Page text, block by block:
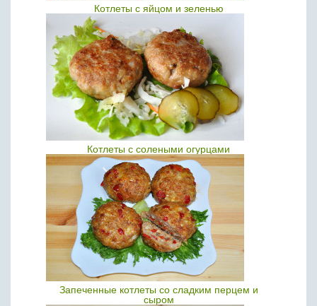
Котлеты с яйцом и зеленью
Котлеты с солеными огурцами
Запеченные котлеты со сладким перцем и
сыром